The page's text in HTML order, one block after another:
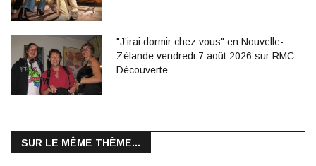
"J’irai dormir chez vous" en Nouvelle-
Zélande vendredi 7 août 2026 sur RMC
Découverte
SUR LE MÊME THÈME...